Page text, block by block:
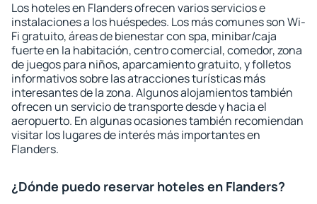
Los hoteles en Flanders ofrecen varios servicios e
instalaciones a los huéspedes. Los más comunes son Wi-
Fi gratuito, áreas de bienestar con spa, minibar/caja
fuerte en la habitación, centro comercial, comedor, zona
de juegos para niños, aparcamiento gratuito, y folletos
informativos sobre las atracciones turísticas más
interesantes de la zona. Algunos alojamientos también
ofrecen un servicio de transporte desde y hacia el
aeropuerto. En algunas ocasiones también recomiendan
visitar los lugares de interés más importantes en
Flanders.
¿Dónde puedo reservar hoteles en Flanders?